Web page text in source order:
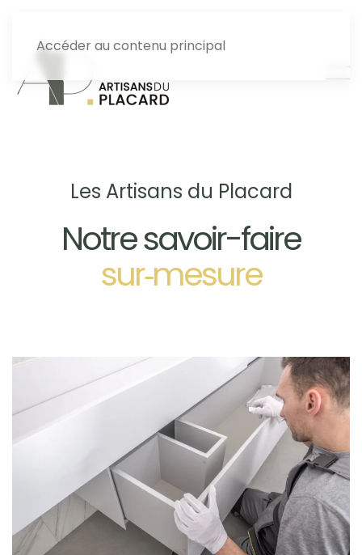
Accéder au contenu principal
Les Artisans du Placard
Notre savoir-faire
sur‑mesure